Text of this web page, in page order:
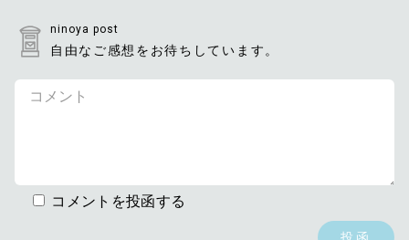
ninoya post
自由なご感想をお待ちしています。
コメントを投函する